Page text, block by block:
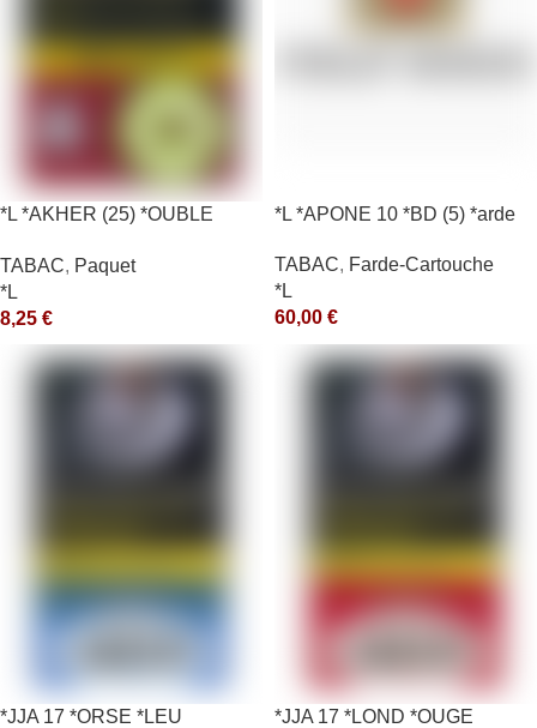
*L *AKHER (25) *OUBLE
TABAC, Paquet
*L
8,25 €
*L *APONE 10 *BD (5) *arde
TABAC, Farde-Cartouche
*L
60,00 €
*JJA 17 *ORSE *LEU
*JJA 17 *LOND *OUGE